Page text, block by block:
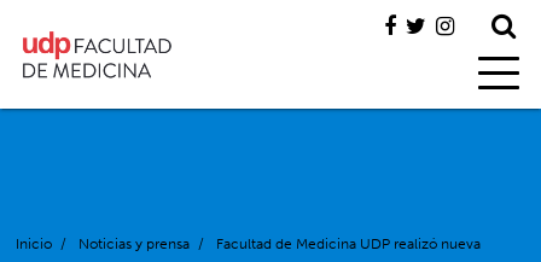
Inicio / Noticias y prensa /
Facultad de Medicina UDP realizó nueva